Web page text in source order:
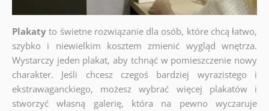
Plakaty to świetne rozwiązanie dla osób, które chcą łatwo,
szybko i niewielkim kosztem zmienić wygląd wnętrza.
Wystarczy jeden plakat, aby tchnąć w pomieszczenie nowy
charakter. Jeśli chcesz czegoś bardziej wyrazistego i
ekstrawaganckiego, możesz wybrać więcej plakatów i
stworzyć własną galerię, która na pewno wyczaruje